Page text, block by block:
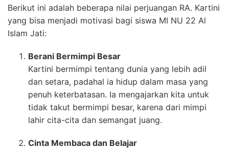
Berikut ini adalah beberapa nilai perjuangan RA. Kartini
yang bisa menjadi motivasi bagi siswa MI NU 22 Al
Islam Jati:
Berani Bermimpi Besar
Kartini bermimpi tentang dunia yang lebih adil
dan setara, padahal ia hidup dalam masa yang
penuh keterbatasan. Ia mengajarkan kita untuk
tidak takut bermimpi besar, karena dari mimpi
lahir cita-cita dan semangat juang.
Cinta Membaca dan Belajar